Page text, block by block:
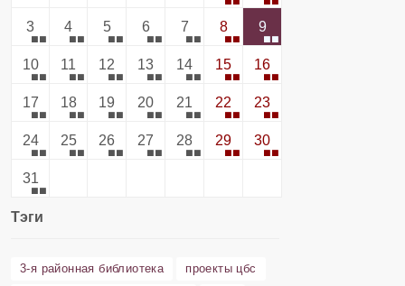
3 4 5 6 7 8 9
10 11 12 13 14 15 16
17 18 19 20 21 22 23
24 25 26 27 28 29 30
31
Тэги
3-я районная библиотека
проекты цбс